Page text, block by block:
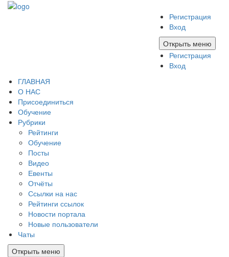
Регистрация
Вход
Открыть меню
Регистрация
Вход
ГЛАВНАЯ
О НАС
Присоединиться
Обучение
Рубрики
Рейтинги
Обучение
Посты
Видео
Евенты
Отчёты
Ссылки на нас
Рейтинги ссылок
Новости портала
Новые пользователи
Чаты
Открыть меню